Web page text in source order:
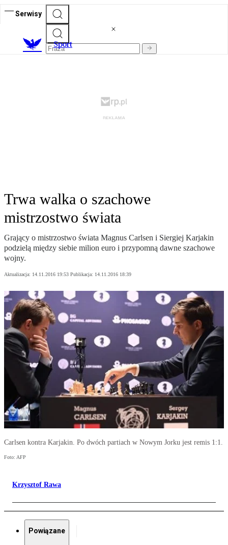
Serwisy
Sport
Trwa walka o szachowe
mistrzostwo świata
Grający o mistrzostwo świata Magnus Carlsen i Siergiej Karjakin
podzielą między siebie milion euro i przypomną dawne szachowe
wojny.
Aktualizacja: 14.11.2016 19:53 Publikacja: 14.11.2016 18:39
Carlsen kontra Karjakin. Po dwóch partiach w Nowym Jorku jest remis 1:1.
Foto: AFP
Krzysztof Rawa
Powiązane